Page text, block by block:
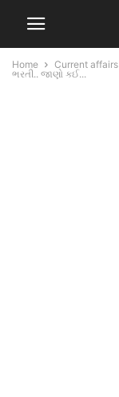
Home Current affairs
ભરતી.. જાણો કઈ...